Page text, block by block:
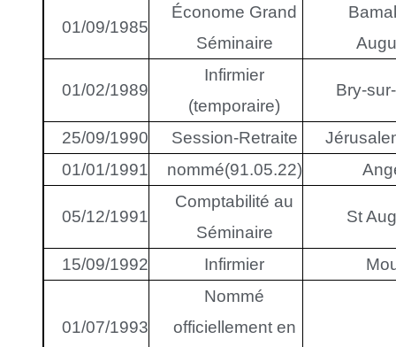
01/09/1985
Économe Grand
Séminaire
01/02/1989
Infirmier
(temporaire)
Bry-
25/09/1990 Session-Retraite
01/01/1991
nommé(91.05.22)
05/12/1991
Comptabilité au
Séminaire
St
15/09/1992 Infirmier
01/07/1993
Nommé
officiellement en